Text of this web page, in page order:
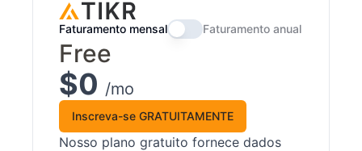
Faturamento mensal Faturamento anual
Free
$0 /mo
Inscreva-se GRATUITAMENTE
Nosso plano gratuito fornece dados